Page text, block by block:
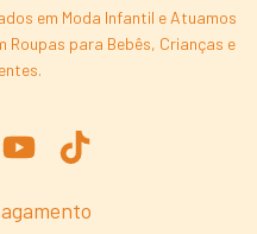
em Moda Infantil e Atuamos
Roupas para Bebês, Crianças e